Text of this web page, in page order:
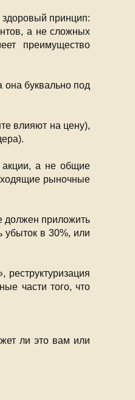
здоровый принцип:
а не сложных
преимущество
она буквально под
влияют на цену),
акции, а не общие
рыночные
должен приложить
убыток в 30%, или
части того, что
ли это вам или